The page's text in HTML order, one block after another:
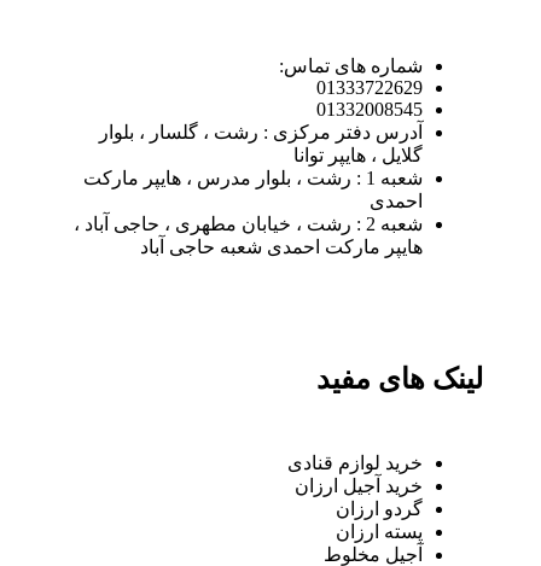
شماره های تماس:
01333722629
01332008545
آدرس دفتر مرکزی : رشت ، گلسار ، بلوار
گلایل ، هایپر توانا
شعبه 1 : رشت ، بلوار مدرس ، هایپر مارکت
احمدی
شعبه 2 : رشت ، خیابان مطهری ، حاجی آباد ،
هایپر مارکت احمدی شعبه حاجی آباد
لینک های مفید
خرید لوازم قنادی
خرید آجیل ارزان
گردو ارزان
پسته ارزان
آجیل مخلوط